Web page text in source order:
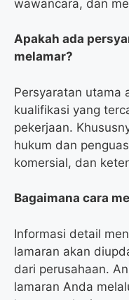
wawancara, dan
Apakah ada
melamar?
Persyaratan utama
kualifikasi yang
pekerjaan.
hukum dan
komersial, dan
Bagaimana cara
Informasi detail
lamaran akan
dari perusahaan.
lamaran Anda